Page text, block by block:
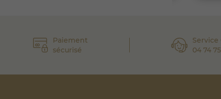
Paiement
sécurisé
Service
04 74